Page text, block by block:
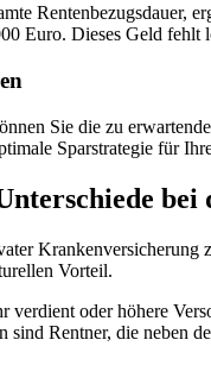
Rentenbezugsdauer,
Euro. Dieses Geld
Sie die zu
Sparstrategie für
bei
Krankenversicherung
Vorteil.
oder höhere
sind Rentner, die neben